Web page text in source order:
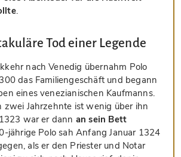
.
Tod einer Legende
nach Venedig übernahm Polo
das Familiengeschäft und begann
eines venezianischen Kaufmanns.
zwei Jahrzehnte ist wenig über ihn
war er dann an sein Bett
jährige Polo sah Anfang Januar 1324
als er den Priester und Notar